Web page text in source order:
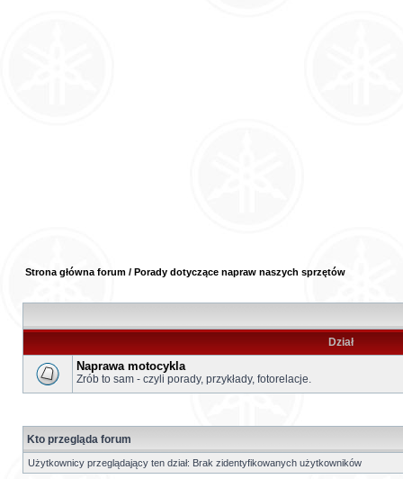
Strona główna forum / Porady dotyczące napraw naszych sprzętów
Dział
Naprawa motocykla
Zrób to sam - czyli porady, przykłady, fotorelacje.
Kto przegląda forum
Użytkownicy przeglądający ten dział: Brak zidentyfikowanych użytkowników